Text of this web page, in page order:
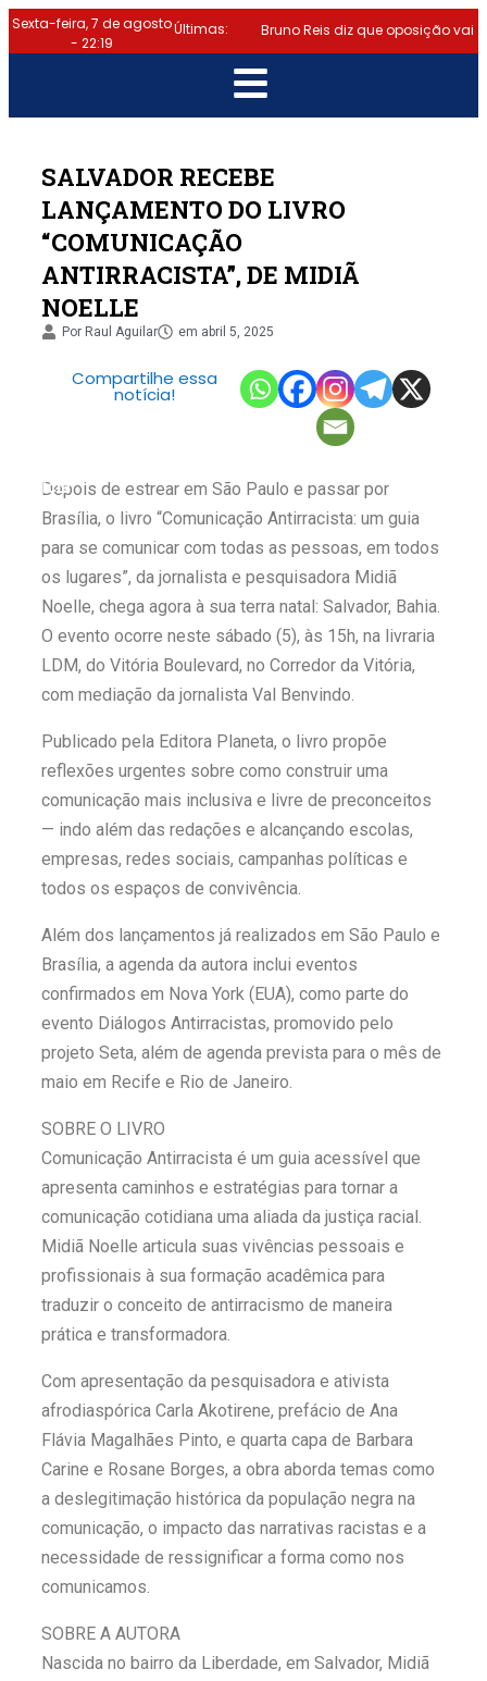
Sexta-feira, 7 de agosto
- 22:19
Últimas: Bruno Reis diz que oposição vai
escolher melhor estratégia para
vencer eleição nacional |
regularizar situação eleitoral e
emitir título termina hoje (6)
profissionais de contabilidade
Prefeitura de Lauro de Freitas
disponibiliza serviço gratuito de
população | “Tomamos a
Bolsonaro”, diz Junior Marabá
Leandro de Jesus discorda de
Zema sobre fim do Bolsa Família:
“Precisamos dar condições para
SALVADOR RECEBE
LANÇAMENTO DO LIVRO
“COMUNICAÇÃO
ANTIRRACISTA”, DE MIDIÃ
NOELLE
Por Raul Aguilar em abril 5, 2025
Compartilhe essa
notícia!
Depois de estrear em São Paulo e passar por
Brasília, o livro “Comunicação Antirracista: um guia
para se comunicar com todas as pessoas, em todos
os lugares”, da jornalista e pesquisadora Midiã
Noelle, chega agora à sua terra natal: Salvador, Bahia.
O evento ocorre neste sábado (5), às 15h, na livraria
LDM, do Vitória Boulevard, no Corredor da Vitória,
com mediação da jornalista Val Benvindo.
Publicado pela Editora Planeta, o livro propõe
reflexões urgentes sobre como construir uma
comunicação mais inclusiva e livre de preconceitos
— indo além das redações e alcançando escolas,
empresas, redes sociais, campanhas políticas e
todos os espaços de convivência.
Além dos lançamentos já realizados em São Paulo e
Brasília, a agenda da autora inclui eventos
confirmados em Nova York (EUA), como parte do
evento Diálogos Antirracistas, promovido pelo
projeto Seta, além de agenda prevista para o mês de
maio em Recife e Rio de Janeiro.
SOBRE O LIVRO
Comunicação Antirracista é um guia acessível que
apresenta caminhos e estratégias para tornar a
comunicação cotidiana uma aliada da justiça racial.
Midiã Noelle articula suas vivências pessoais e
profissionais à sua formação acadêmica para
traduzir o conceito de antirracismo de maneira
prática e transformadora.
Com apresentação da pesquisadora e ativista
afrodiaspórica Carla Akotirene, prefácio de Ana
Flávia Magalhães Pinto, e quarta capa de Barbara
Carine e Rosane Borges, a obra aborda temas como
a deslegitimação histórica da população negra na
comunicação, o impacto das narrativas racistas e a
necessidade de ressignificar a forma como nos
comunicamos.
SOBRE A AUTORA
Nascida no bairro da Liberdade, em Salvador, Midiã